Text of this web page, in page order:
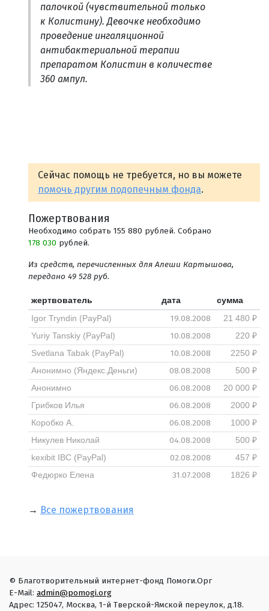
палочкой (чувствительной только
к Колистину). Девочке необходимо
проведение ингаляционной
антибактериальной терапии
препаратом Колистин в количестве
360 ампул.
Сейчас помощь не требуется, но вы можете
помочь другим подопечным фонда.
Пожертвования
Необходимо собрать 155 880 рублей. Собрано
178 030 рублей.
Из средств, перечисленных для Алеши Картышова,
передано 49 528 руб.
жертвователь дата
сумма
Igor Tryndin (PayPal)
19.08.2008
21 480 ₽
Yuriy Tanskiy (PayPal)
10.08.2008
220 ₽
Svetlana Tabak (PayPal)
10.08.2008
2250 ₽
Анонимно (Яндекс.Деньги)
08.08.2008
500 ₽
Анонимно
06.08.2008
20 000 ₽
Грибков Илья
06.08.2008
2000 ₽
Коробко А.
06.08.2008
1000 ₽
Никулев Николай
04.08.2008
500 ₽
kexibit IBC (PayPal)
02.08.2008
457 ₽
Федюрко Елена
31.07.2008 1826 ₽
→ Все пожертвования
© Благотворительный интернет-фонд Помоги.Орг
E-Mail: admin@pomogi.org
Адрес: 125047, Москва, 1-й Тверской-Ямской переулок, д.18.